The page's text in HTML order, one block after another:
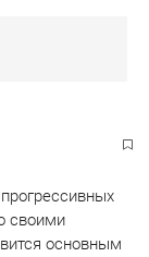
своими
основным